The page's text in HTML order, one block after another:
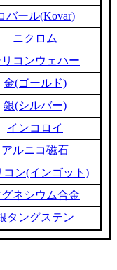
バール(Kovar)
ニクロム
リコンウェハー
金(ゴールド)
銀(シルバー)
インコロイ
アルニコ磁石
コン(インゴット)
ネシウム合金
タングステン